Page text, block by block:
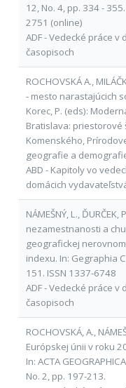
12, No. 4, pp. 334 -
2751 (online)
ADF - Vedecké práce
časopisoch
ROCHOVSKÁ A.,
- mesto narastajúcich
Korec, P. (eds):
Bratislava: priestorové
Komenského,
geografie a
ABD - Kapitoly vo
domácich
NÁMEŠNÝ, L.,
nezamestnanosti a
geografickej
indexu. In: Gegraphia
151. ISSN 1337-6748
ADF - Vedecké práce
časopisoch
ROCHOVSKÁ, A.,
Európskej únii v roku
In: ACTA
No. 2, pp. 197-213.